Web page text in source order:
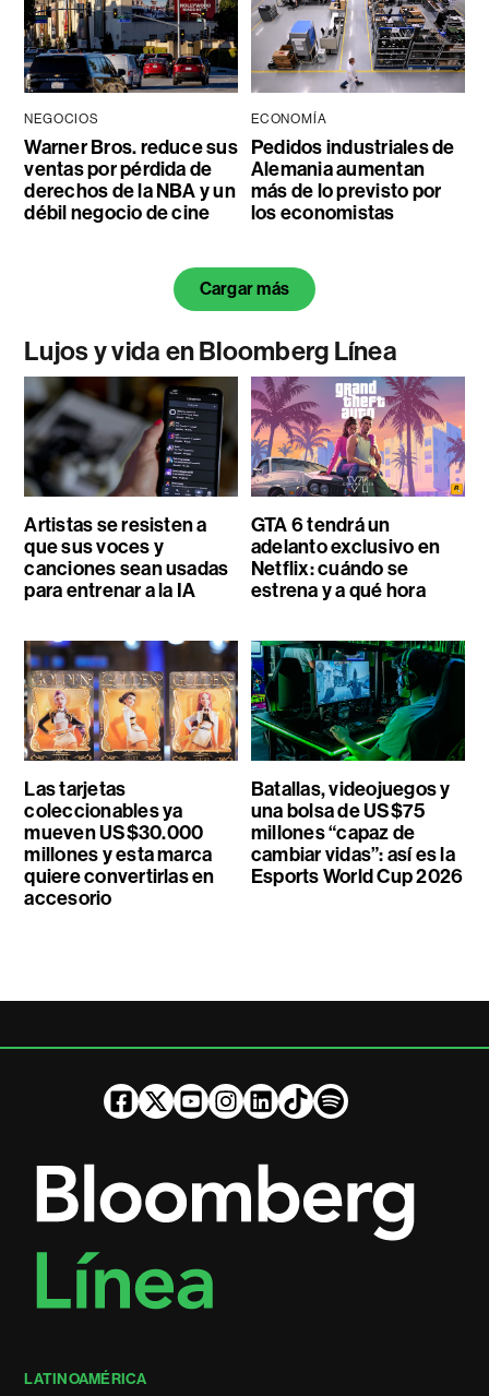
NEGOCIOS
Warner Bros. reduce sus
ventas por pérdida de
derechos de la NBA y un
débil negocio de cine
ECONOMÍA
Pedidos industriales de
Alemania aumentan
más de lo previsto por
los economistas
Cargar más
Lujos y vida en Bloomberg Línea
Artistas se resisten a
que sus voces y
canciones sean usadas
para entrenar a la IA
GTA 6 tendrá un
adelanto exclusivo en
Netflix: cuándo se
estrena y a qué hora
Las tarjetas
coleccionables ya
mueven US$30.000
millones y esta marca
quiere convertirlas en
accesorio
Batallas, videojuegos y
una bolsa de US$75
millones “capaz de
cambiar vidas”: así es la
Esports World Cup 2026
LATINOAMÉRICA